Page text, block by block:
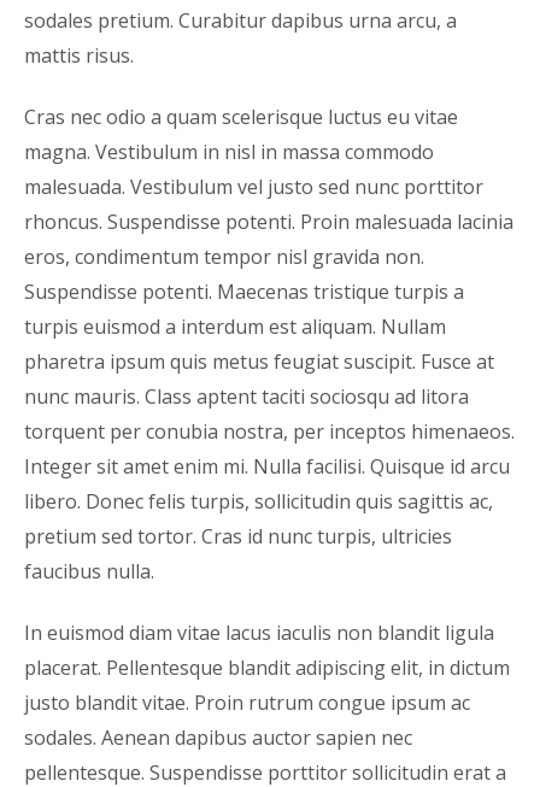
sodales pretium. Curabitur dapibus urna arcu, a
mattis risus.
Cras nec odio a quam scelerisque luctus eu vitae
magna. Vestibulum in nisl in massa commodo
malesuada. Vestibulum vel justo sed nunc porttitor
rhoncus. Suspendisse potenti. Proin malesuada lacinia
eros, condimentum tempor nisl gravida non.
Suspendisse potenti. Maecenas tristique turpis a
turpis euismod a interdum est aliquam. Nullam
pharetra ipsum quis metus feugiat suscipit. Fusce at
nunc mauris. Class aptent taciti sociosqu ad litora
torquent per conubia nostra, per inceptos himenaeos.
Integer sit amet enim mi. Nulla facilisi. Quisque id arcu
libero. Donec felis turpis, sollicitudin quis sagittis ac,
pretium sed tortor. Cras id nunc turpis, ultricies
faucibus nulla.
In euismod diam vitae lacus iaculis non blandit ligula
placerat. Pellentesque blandit adipiscing elit, in dictum
justo blandit vitae. Proin rutrum congue ipsum ac
sodales. Aenean dapibus auctor sapien nec
pellentesque. Suspendisse porttitor sollicitudin erat a